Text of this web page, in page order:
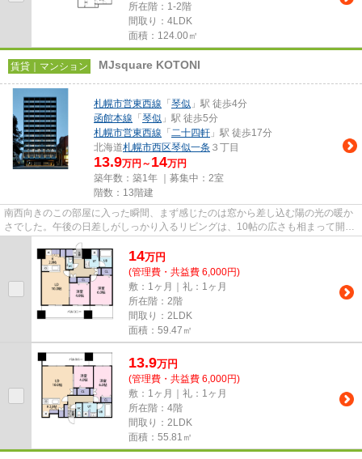
所在階：1-2階
間取り：4LDK
面積：124.00㎡
賃貸｜マンション MJsquare KOTONI
札幌市営東西線 「 琴似 」駅 徒歩4分
函館本線 「 琴似 」駅 徒歩5分
札幌市営東西線 「 二十四軒 」駅 徒歩17分
北海道札幌市西区琴似一条 ３丁目
13.9万円～ 14万円
築年数：築1年 ｜募集中： 2室
階数：13階建
南西向きのこの部屋に入った瞬間、まず感じたのは窓から差し込む陽の光の暖か
さでした。午後の日差しがしっかり入るリビングは、10帖の広さも相まって開放
感があり、気持ちまで明るく...
14万円
(管理費・共益費 6,000円)
敷：1ヶ月｜礼：1ヶ月
所在階：2階
間取り：2LDK
面積：59.47㎡
13.9万円
(管理費・共益費 6,000円)
敷：1ヶ月｜礼：1ヶ月
所在階：4階
間取り：2LDK
面積：55.81㎡